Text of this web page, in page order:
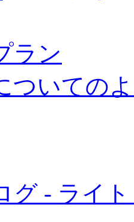
ラン
ついての
グ - ライ